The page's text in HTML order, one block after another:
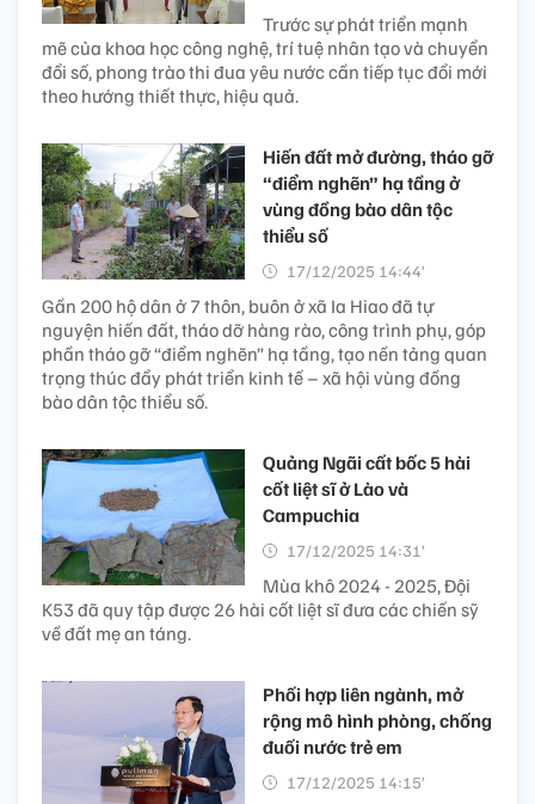
Trước sự phát triển mạnh
mẽ của khoa học công nghệ, trí tuệ nhân tạo và chuyển
đổi số, phong trào thi đua yêu nước cần tiếp tục đổi mới
theo hướng thiết thực, hiệu quả.
Hiến đất mở đường, tháo gỡ
“điểm nghẽn” hạ tầng ở
vùng đồng bào dân tộc
thiểu số
17/12/2025 14:44’
Gần 200 hộ dân ở 7 thôn, buôn ở xã Ia Hiao đã tự
nguyện hiến đất, tháo dỡ hàng rào, công trình phụ, góp
phần tháo gỡ “điểm nghẽn” hạ tầng, tạo nền tảng quan
trọng thúc đẩy phát triển kinh tế – xã hội vùng đồng
bào dân tộc thiểu số.
Quảng Ngãi cất bốc 5 hài
cốt liệt sĩ ở Lào và
Campuchia
17/12/2025 14:31’
Mùa khô 2024 - 2025, Đội
K53 đã quy tập được 26 hài cốt liệt sĩ đưa các chiến sỹ
về đất mẹ an táng.
Phối hợp liên ngành, mở
rộng mô hình phòng, chống
đuối nước trẻ em
17/12/2025 14:15’